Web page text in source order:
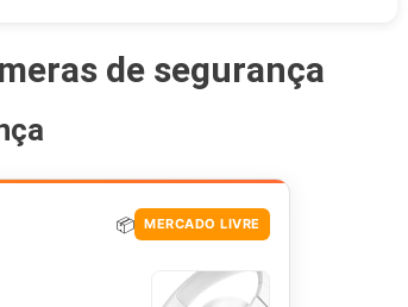
de segurança
📦 MERCADO LIVRE